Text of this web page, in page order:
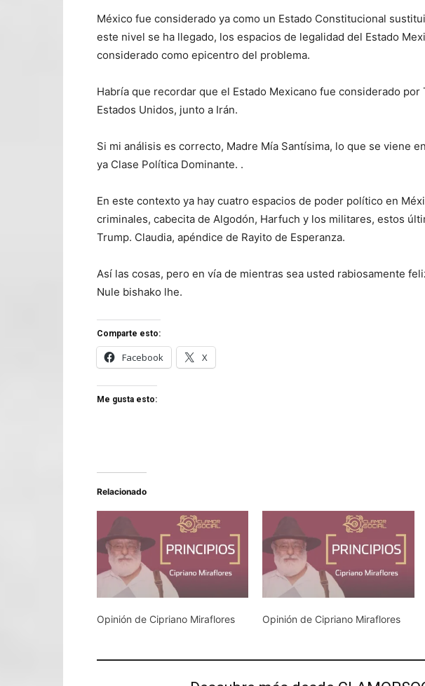
México fue considerado ya como un Estado Constitucional
este nivel se ha llegado, los espacios de legalidad del Estado
considerado como epicentro del problema.
Habría que recordar que el Estado Mexicano fue considerado
Estados Unidos, junto a Irán.
Si mi análisis es correcto, Madre Mía Santísima, lo que se viene
ya Clase Política Dominante. .
En este contexto ya hay cuatro espacios de poder político en
criminales, cabecita de Algodón, Harfuch y los militares, estos
Trump. Claudia, apéndice de Rayito de Esperanza.
Así las cosas, pero en vía de mientras sea usted rabiosamente
Nule bishako lhe.
Comparte esto:
Facebook X
Me gusta esto:
Relacionado
Opinión de Cipriano Miraflores Opinión de Cipriano Miraflores